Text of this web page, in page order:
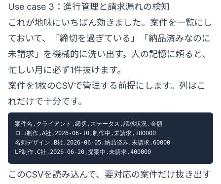
Use case 3：進行管理と請求漏れの検知
これが地味にいちばん効きました。案件を一覧にし
ておいて、「締切を過ぎている」「納品済みなのに
未請求」を機械的に洗い出す。人の記憶に頼ると、
忙しい月に必ず1件抜けます。
案件を1枚のCSVで管理する前提にします。列はこ
れだけで十分です。
案件名 , クライアント ,締切 , ステータス ,請求状況,金額
ロゴ制作,A社 , 2026-06-10,制作中 ,未請求, 180000
名刺デザイン , B社 , 2026-06-05,納品済み,未請求,60000
LP制作,C社 , 2026-06-20,提案中 ,未請求,400000
このCSVを読み込んで、要対応の案件だけ抜き出す